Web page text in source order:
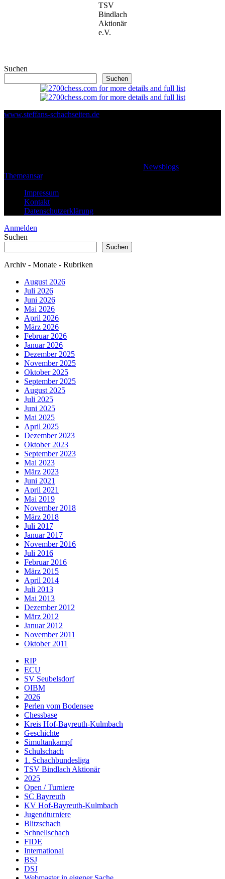
TSV
Bindlach
Aktionär
e.V.
Suchen
Suchen
www.steffans-schachseiten.de
Newsblogs
Themeansar.
Impressum
Kontakt
Datenschutzerklärung
Anmelden
Suchen
Suchen
Archiv - Monate - Rubriken
August 2026
Juli 2026
Juni 2026
Mai 2026
April 2026
März 2026
Februar 2026
Januar 2026
Dezember 2025
November 2025
Oktober 2025
September 2025
August 2025
Juli 2025
Juni 2025
Mai 2025
April 2025
Dezember 2023
Oktober 2023
September 2023
Mai 2023
März 2023
Juni 2021
April 2021
Mai 2019
November 2018
März 2018
Juli 2017
Januar 2017
November 2016
Juli 2016
Februar 2016
März 2015
April 2014
Juli 2013
Mai 2013
Dezember 2012
März 2012
Januar 2012
November 2011
Oktober 2011
RIP
ECU
SV Seubelsdorf
OIBM
2026
Perlen vom Bodensee
Chessbase
Kreis Hof-Bayreuth-Kulmbach
Geschichte
Simultankampf
Schulschach
1. Schachbundesliga
TSV Bindlach Aktionär
2025
Open / Turniere
SC Bayreuth
KV Hof-Bayreuth-Kulmbach
Jugendturniere
Blitzschach
Schnellschach
FIDE
International
BSJ
DSJ